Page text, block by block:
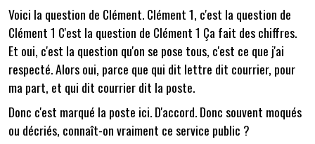
Voici la question de Clément. Clément 1, c'est la question de
Clément 1 C'est la question de Clément 1 Ça fait des chiffres.
Et oui, c'est la question qu'on se pose tous, c'est ce que j'ai
respecté. Alors oui, parce que qui dit lettre dit courrier, pour
ma part, et qui dit courrier dit la poste.
Donc c'est marqué la poste ici. D'accord. Donc souvent moqués
ou décriés, connaît-on vraiment ce service public ?